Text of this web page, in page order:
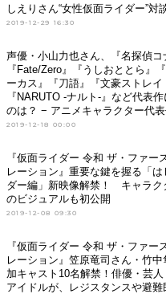
しえりさん“女性仮面ライダー”対
2019-12-29 16:30
声優・小山力也さん、『名探偵コ
『Fate/Zero』『うしおととら』
ーカス』『刀語』『文豪ストレイ
『NARUTO -ナルト-』など代表
のは？ − アニメキャラクター代
2019-12-18 00:00
『仮面ライダー 令和 ザ・ファー
レーション』重要な鍵を握る「は
ダー編」新映像解禁！ キャラク
のビジュアルも初公開
2019-12-08 09:30
『仮面ライダー 令和 ザ・ファー
レーション』笠原竜司さん・竹中
加キャスト10名解禁！俳優・芸
アイドルが、レジスタンスや避難